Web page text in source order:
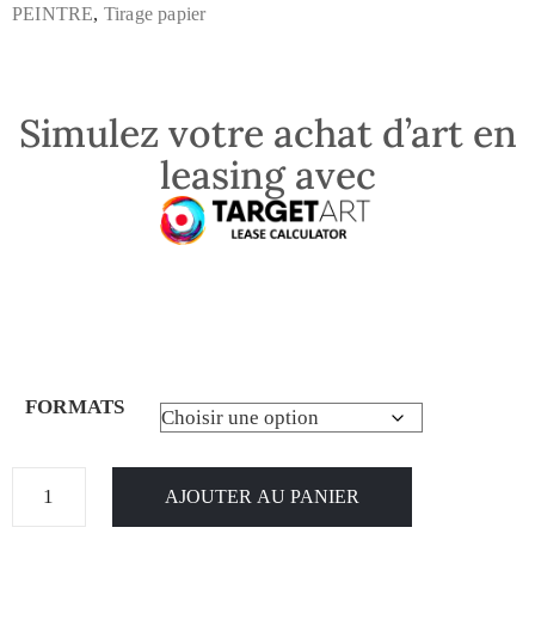
PEINTRE, Tirage papier
Simulez votre achat d’art en
leasing avec
FORMATS
AJOUTER AU PANIER